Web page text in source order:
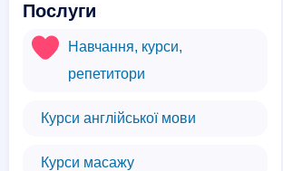
Послуги
Навчання, курси,
репетитори
Курси англійської мови
Курси масажу